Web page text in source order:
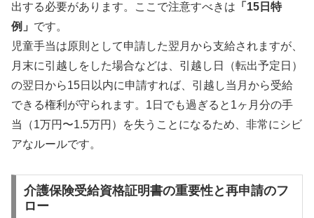
出する必要があります。ここで注意すべきは 「15日特
例」 です。
児童手当は原則として申請した翌月から支給されますが、
月末に引越しをした場合などは、引越し日（転出予定日）
の翌日から15日以内に申請すれば、引越し当月から受給
できる権利が守られます。1日でも過ぎると1ヶ月分の手
当（1万円〜1.5万円）を失うことになるため、非常にシビ
アなルールです。
介護保険受給資格証明書の重要性と再申請のフ
ロー